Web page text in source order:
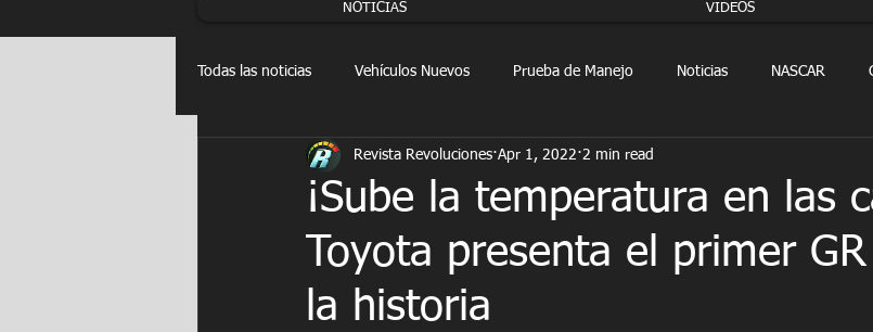
NOTICIAS VIDEOS
Todas las noticias Vehículos Nuevos Prueba de Manejo Noticias NASCAR
Drag Racing FORMULA E FORMULA 1 Extreme E
¡Sube la temperatura en las
Toyota presenta el primer
la historia
Revista Revoluciones Apr 1, 2022 2 min read